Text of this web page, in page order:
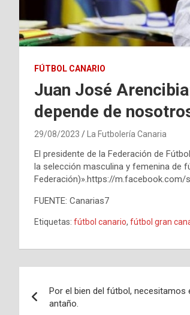
FÚTBOL CANARIO
Juan José
depende de
29/08/2023 La Futbolería Canaria
El presidente de la Federación de
la selección masculina y femenina de
Federación)».https://m.facebook.com/
FUENTE: Canarias7
Etiquetas: fútbol canario, fútbol gran
de
Por el bien del fútbol, necesitamos
antaño.